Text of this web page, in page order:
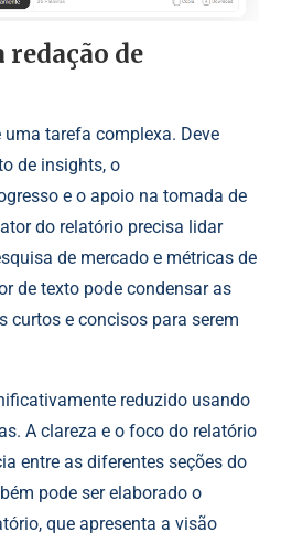
de
tarefa complexa. Deve
de insights, o
e o apoio na tomada de
do relatório precisa lidar
de mercado e métricas de
de texto pode condensar as
curtos e concisos para serem
reduzido usando
A clareza e o foco do relatório
entre as diferentes seções do
pode ser elaborado o
que apresenta a visão